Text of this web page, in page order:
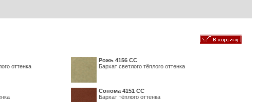
оттенка
Рожь 4156 СС
Бархат светлого тёплого оттенка
Сонома 4151 СС
Бархат тёплого оттенка